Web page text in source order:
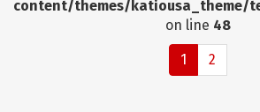
content/themes/katiousa_theme/
on line 48
1 2